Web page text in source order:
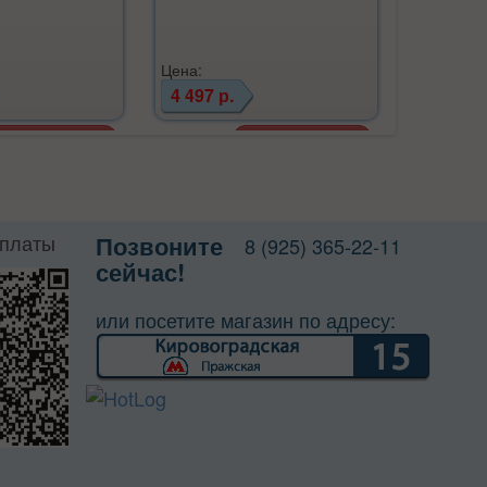
Цена:
4 497 р.
Позвоните
сейчас!
8 (925) 365-22-11
или посетите магазин по адресу: